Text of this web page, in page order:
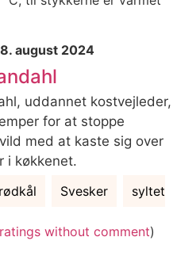
august 2024
uddannet kostvejleder,
for at stoppe
med at kaste sig over
i køkkenet.
rødkål Svesker
syltet
without comment)